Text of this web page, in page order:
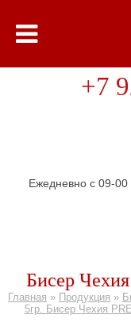
+7
Ежедневно с 09-00
Бисер
Главная » Продукция »
5гр. Бисер Чехия